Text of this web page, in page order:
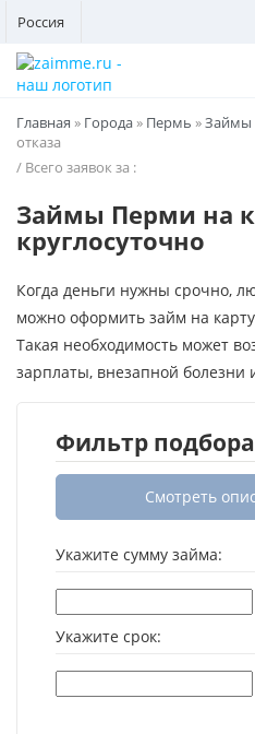
Россия
Главная » Города» Пермь »Займы
отказа
/ Всего заявок за :
Займы Перми на
круглосуточно
Когда деньги нужны срочно,
можно оформить займ на
Такая необходимость может
зарплаты, внезапной болезни
Фильтр
Смотреть
Укажите сумму займа:
Укажите срок: